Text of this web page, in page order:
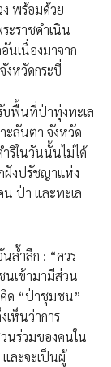
พร้อมด้วย
ะราชดำเนิน
นเนื่องมาจาก
งหวัดกระบี่
บพื้นที่ป่าทุ่งทะเล
ะลันตา จังหวัด
ริในวันนั้นไม่ได้
ฝังปรัชญาแห่ง
ป่า และทะเล
ล้ำลึก : “ควร
นเข้ามามีส่วน
คิด “ป่าชุมชน”
เห็นว่าการ
นร่วมของคนใน
ละจะเป็นผู้